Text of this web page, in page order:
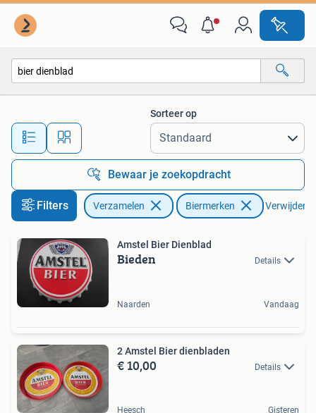
Alle afstanden…
Sorteer op
Bewaar je zoekopdracht
Filters Verzamelen Biermerken Verwijder
Amstel Bier Dienblad
Bieden Details
Naarden Vandaag
2 Amstel Bier dienbladen
€ 10,00 Details
Heesch Gisteren